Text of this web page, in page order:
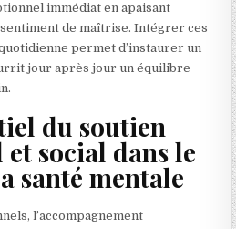
immédiat en apaisant
sentiment de maîtrise. Intégrer ces
permet d’instaurer un
jour après jour un équilibre
du soutien
social dans le
santé mentale
l’accompagnement